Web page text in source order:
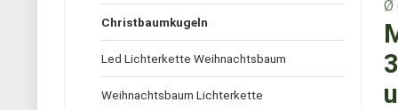
Christbaumkugeln
Led Lichterkette Weihnachtsbaum
Weihnachtsbaum Lichterkette